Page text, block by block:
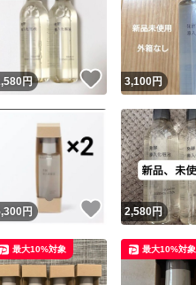
ね！
円 いいね！
3,100円
ね！
円 いいね！
2,580円
最大10%対象 最大10%対象